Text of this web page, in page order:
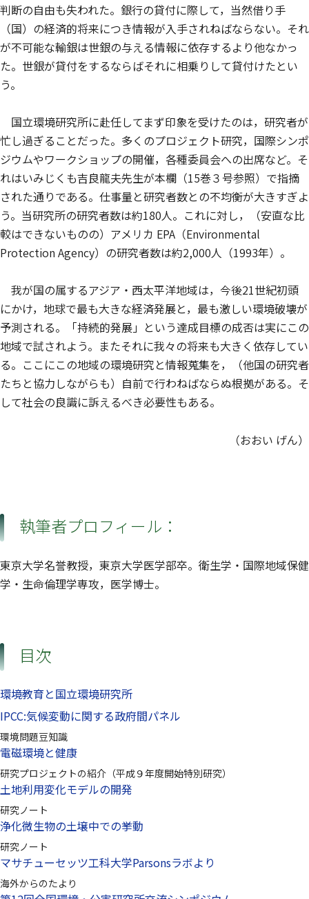
判断の自由も失われた。銀行の貸付に際して，当然借り手
（国）の経済的将来につき情報が入手されねばならない。それ
が不可能な輸銀は世銀の与える情報に依存するより他なかっ
た。世銀が貸付をするならばそれに相乗りして貸付けたとい
う。
国立環境研究所に赴任してまず印象を受けたのは，研究者が
忙し過ぎることだった。多くのプロジェクト研究，国際シンポ
ジウムやワークショップの開催，各種委員会への出席など。そ
れはいみじくも吉良龍夫先生が本欄（15巻３号参照）で指摘
された通りである。仕事量と研究者数との不均衡が大きすぎよ
う。当研究所の研究者数は約180人。これに対し，（安直な比
較はできないものの）アメリカ EPA（Environmental
Protection Agency）の研究者数は約2,000人（1993年）。
我が国の属するアジア・西太平洋地域は，今後21世紀初頭
にかけ，地球で最も大きな経済発展と，最も激しい環境破壊が
予測される。「持続的発展」という達成目標の成否は実にこの
地域で試されよう。またそれに我々の将来も大きく依存してい
る。ここにこの地域の環境研究と情報蒐集を，（他国の研究者
たちと協力しながらも）自前で行わねばならぬ根拠がある。そ
して社会の良識に訴えるべき必要性もある。
（おおい げん）
執筆者プロフィール：
東京大学名誉教授，東京大学医学部卒。衛生学・国際地域保健
学・生命倫理学専攻，医学博士。
目次
環境教育と国立環境研究所
IPCC:気候変動に関する政府間パネル
環境問題豆知識
電磁環境と健康
研究プロジェクトの紹介（平成９年度開始特別研究）
土地利用変化モデルの開発
研究ノート
浄化微生物の土壌中での挙動
研究ノート
マサチューセッツ工科大学Parsonsラボより
海外からのたより